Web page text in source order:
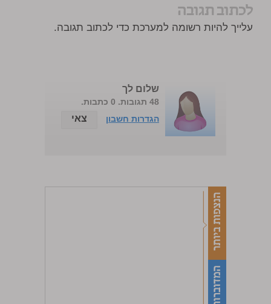
לכתוב תגובה
עלייך להיות רשומה למערכת כדי לכתוב תגובה.
שלום לך
48 תגובות. 0 כתבות.
הגדרות חשבון
צאי